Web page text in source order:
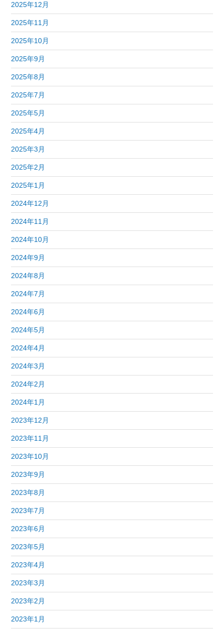
2025年12月
2025年11月
2025年10月
2025年9月
2025年8月
2025年7月
2025年5月
2025年4月
2025年3月
2025年2月
2025年1月
2024年12月
2024年11月
2024年10月
2024年9月
2024年8月
2024年7月
2024年6月
2024年5月
2024年4月
2024年3月
2024年2月
2024年1月
2023年12月
2023年11月
2023年10月
2023年9月
2023年8月
2023年7月
2023年6月
2023年5月
2023年4月
2023年3月
2023年2月
2023年1月